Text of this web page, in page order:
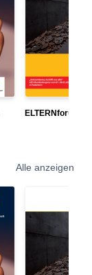
ELTERNforum 1/
Alle anzeigen